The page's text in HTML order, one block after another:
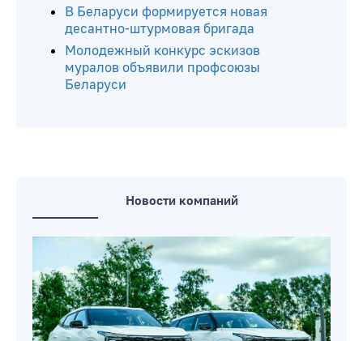
В Беларуси формируется новая
десантно-штурмовая бригада
Молодежный конкурс эскизов
муралов объявили профсоюзы
Беларуси
Новости компаний